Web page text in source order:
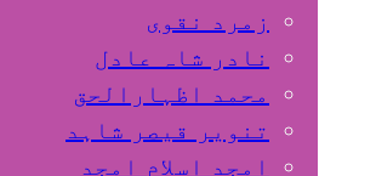
زمرد نقوی
نادر شاہ عادل
محمد اظہارالحق
تنویر قیصر شاہد
امجد اسلام امجد